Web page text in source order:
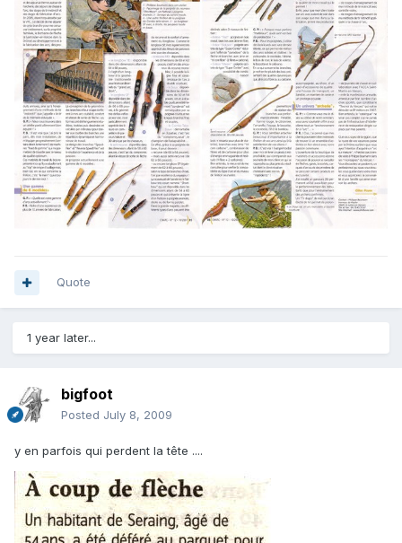
Quote
1 year later...
bigfoot
Posted July 8, 2009
y en parfois qui perdent la tête ....